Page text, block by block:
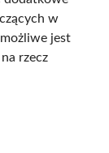
w
jest
rzecz